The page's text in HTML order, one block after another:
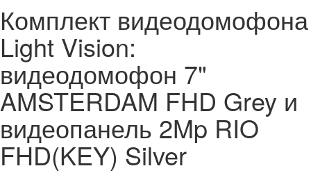
Комплект видеодомофона
Light Vision:
видеодомофон 7"
AMSTERDAM FHD Grey и
видеопанель 2Mp RIO
FHD(KEY) Silver